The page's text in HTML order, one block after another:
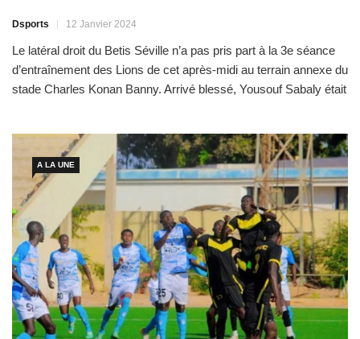
Dsports 12 Janvier 2024
Le latéral droit du Betis Séville n’a pas pris part à la 3e séance
d’entraînement des Lions de cet après-midi au terrain annexe du
stade Charles Konan Banny. Arrivé blessé, Yousouf Sabaly était
champions […]
A LA UNE